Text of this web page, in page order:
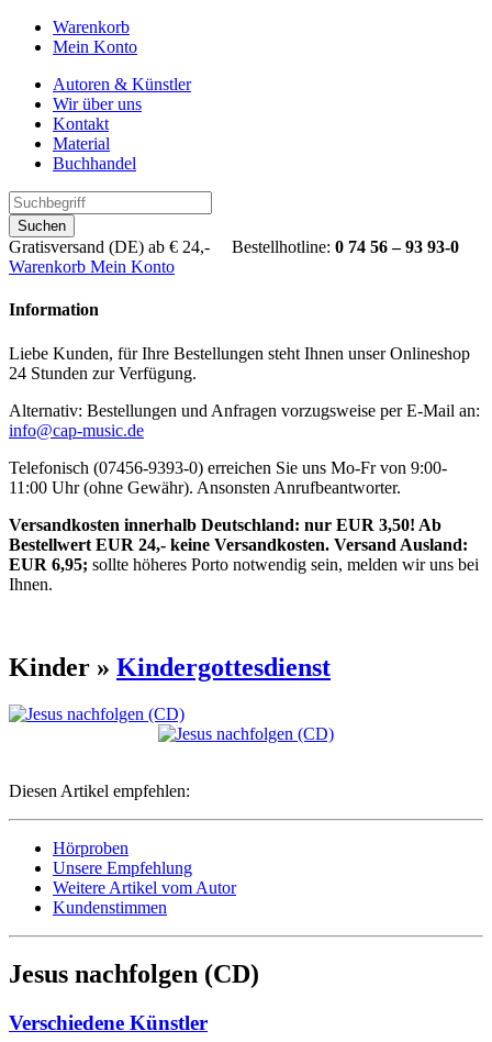
Warenkorb
Mein Konto
Autoren & Künstler
Wir über uns
Kontakt
Material
Buchhandel
Suchen
Gratisversand (DE) ab € 24,- Bestellhotline: 0 74 56 – 93 93-0
Warenkorb Mein Konto
Information
Liebe Kunden, für Ihre Bestellungen steht Ihnen unser Onlineshop
24 Stunden zur Verfügung.
Alternativ: Bestellungen und Anfragen vorzugsweise per E-Mail an:
info@cap-music.de
Telefonisch (07456-9393-0) erreichen Sie uns Mo-Fr von 9:00-
11:00 Uhr (ohne Gewähr). Ansonsten Anrufbeantworter.
Versandkosten innerhalb Deutschland: nur EUR 3,50! Ab
Bestellwert EUR 24,- keine Versandkosten. Versand Ausland:
EUR 6,95; sollte höheres Porto notwendig sein, melden wir uns bei
Ihnen.
Kinder » Kindergottesdienst
Diesen Artikel empfehlen:
Hörproben
Unsere Empfehlung
Weitere Artikel vom Autor
Kundenstimmen
Jesus nachfolgen (CD)
Verschiedene Künstler